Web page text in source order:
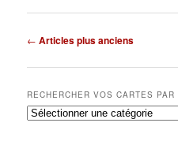
Navigation
articles
← Articles plus anciens
RECHERCHER VOS CARTES
Rechercher